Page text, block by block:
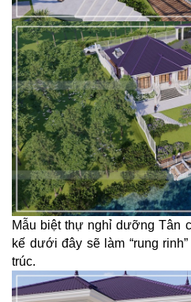
Mẫu biệt thự nghỉ dưỡng Tân
kế dưới đây sẽ làm “rung
trúc.